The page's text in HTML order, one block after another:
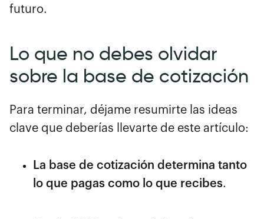
futuro.
Lo que no debes olvidar
sobre la base de cotización
Para terminar, déjame resumirte las ideas
clave que deberías llevarte de este artículo:
La base de cotización determina tanto
lo que pagas como lo que recibes.